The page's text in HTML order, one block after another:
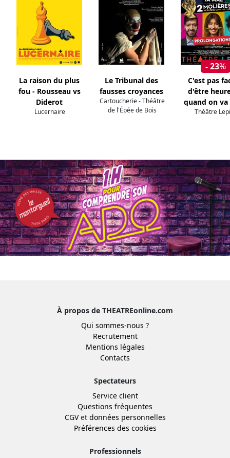
La raison du plus
fou - Rousseau vs
Diderot
Lucernaire
Le Tribunal des
fausses croyances
Cartoucherie - Théâtre
de l'Épée de Bois
- 23%
C'est pas
d'être
quand on va
Théâtre
À propos de THEATREonline.com
Qui sommes-nous ?
Recrutement
Mentions légales
Contacts
Spectateurs
Service client
Questions fréquentes
CGVet données personnelles
Préférences des cookies
Professionnels